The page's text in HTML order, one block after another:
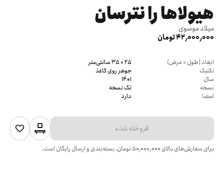
هیولاها را نترسان
میلاد موسوی
42٬000٬000 تومان
ابعاد (طول × عرض)
25 × 35 سانتی‌متر
تکنیک
جوهر روی کاغذ
سال
1401
نسخه
تک نسخه
امضا
دارد
فروخته شده
برای سفارش‌های بالای ۵۰٬۰۰۰٬۰۰۰تومان، بسته‌بندی و ارسال رایگان است.